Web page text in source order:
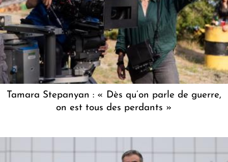
Tamara Stepanyan : « Dès qu’on parle de guerre,
on est tous des perdants »